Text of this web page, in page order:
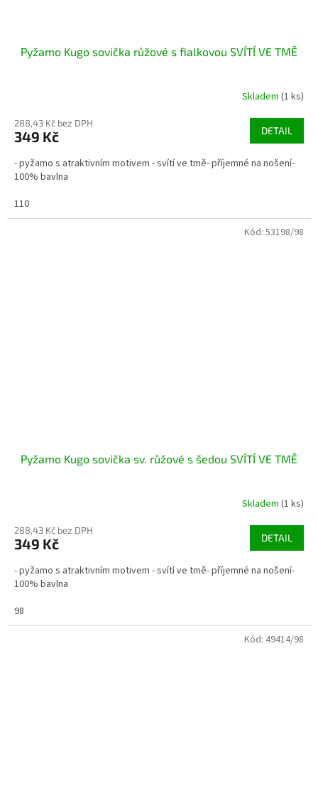
Pyžamo Kugo sovička růžové s fialkovou SVÍTÍ VE TMĚ
Skladem (1 ks)
288,43 Kč bez DPH
349 Kč DETAIL
- pyžamo s atraktivním motivem - svítí ve tmě- příjemné na nošení-
100% bavlna
110
Pyžamo Kugo sovička sv. růžové s šedou SVÍTÍ VE TMĚ
Skladem (1 ks)
288,43 Kč bez DPH
349 Kč DETAIL
- pyžamo s atraktivním motivem - svítí ve tmě- příjemné na nošení-
100% bavlna
98
Kód: 53198/98
Kód: 49414/98